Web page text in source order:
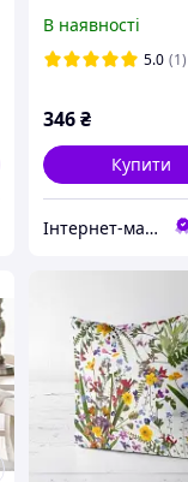
Романтичний
подарунок коханій
В наявності
5.0 (1)
346 ₴
Купити
Інтернет-магазин «Івушка» Текстильні вироби для домашнього затишку